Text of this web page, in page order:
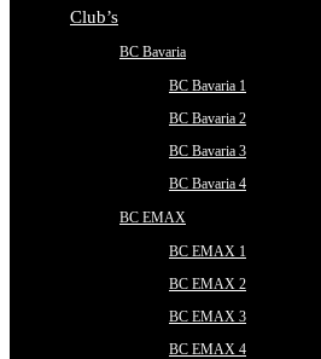
Club’s
BC Bavaria
BC Bavaria 1
BC Bavaria 2
BC Bavaria 3
BC Bavaria 4
BC EMAX
BC EMAX 1
BC EMAX 2
BC EMAX 3
BC EMAX 4